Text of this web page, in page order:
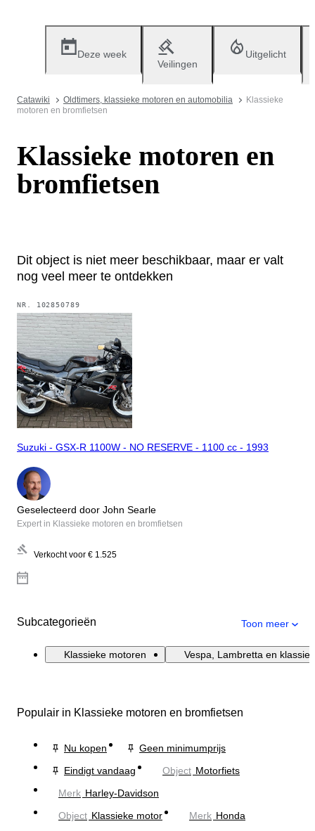
Deze week
Veilingen
Uitgelicht
Catawiki Oldtimers, klassieke motoren en automobilia
Klassieke
motoren en bromfietsen
Klassieke motoren en
bromfietsen
Dit object is niet meer beschikbaar, maar er valt
nog veel meer te ontdekken
NR. 102850789
Suzuki - GSX-R 1100W - NO RESERVE - 1100 cc - 1993
Geselecteerd door John Searle
Expert in Klassieke motoren en bromfietsen
Verkocht voor € 1.525
Subcategorieën Toon meer
Klassieke motoren Vespa, Lambretta en
Populair in Klassieke motoren en bromfietsen
Nu kopen
Geen minimumprijs
Eindigt vandaag
Object Motorfiets
Merk Harley-Davidson
Object Klassieke motor Merk Honda